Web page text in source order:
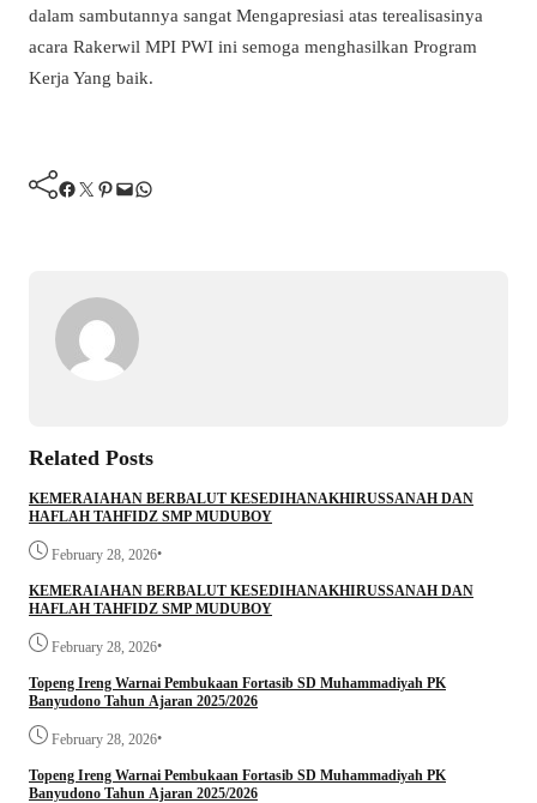
dalam sambutannya sangat Mengapresiasi atas terealisasinya
acara Rakerwil MPI PWI ini semoga menghasilkan Program
Kerja Yang baik.
Facebook Twitter Pinterest Mail WhatsApp
Related Posts
KEMERAIAHAN BERBALUT KESEDIHANAKHIRUSSANAH DAN
HAFLAH TAHFIDZ SMP MUDUBOY
February 28, 2026•
KEMERAIAHAN BERBALUT KESEDIHANAKHIRUSSANAH DAN
HAFLAH TAHFIDZ SMP MUDUBOY
February 28, 2026•
Topeng Ireng Warnai Pembukaan Fortasib SD Muhammadiyah PK
Banyudono Tahun Ajaran 2025/2026
February 28, 2026•
Topeng Ireng Warnai Pembukaan Fortasib SD Muhammadiyah PK
Banyudono Tahun Ajaran 2025/2026